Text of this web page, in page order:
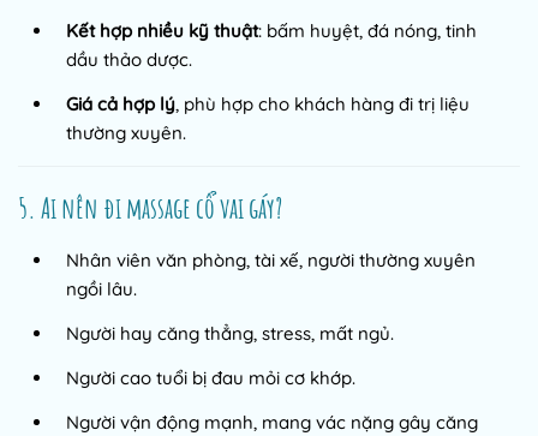
Kết hợp nhiều kỹ thuật: bấm huyệt, đá nóng, tinh
dầu thảo dược.
Giá cả hợp lý, phù hợp cho khách hàng đi trị liệu
thường xuyên.
5. Ai nên đi massage cổ vai gáy?
Nhân viên văn phòng, tài xế, người thường xuyên
ngồi lâu.
Người hay căng thẳng, stress, mất ngủ.
Người cao tuổi bị đau mỏi cơ khớp.
Người vận động mạnh, mang vác nặng gây căng